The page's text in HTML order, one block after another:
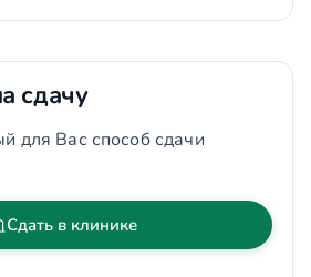
сдачу
для Вас способ сдачи
Сдать в клинике